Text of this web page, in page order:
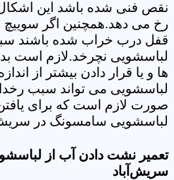
نقص فنی شده باشد این
رخ می دهد.همچنین اگر سوییچ
قفل درب خراب شده باشند
لباسشویی نچرخد.لازم است
ها و یا قرار دادن بیشتر از
لباسشویی می تواند سبب
صورت لازم است که برای یافتن
لباسشویی سامسونگ در
تعمیر نشت دادن آب از
سریش‌آباد